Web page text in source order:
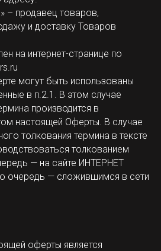
– продавец товаров,
и доставку Товаров
на интернет-странице по
могут быть использованы
в п.2.1. В этом случае
производится в
настоящей Оферты. В случае
толкования термина в тексте
толкованием
— на сайте ИНТЕРНЕТ
очередь — сложившимся в сети
оферты является